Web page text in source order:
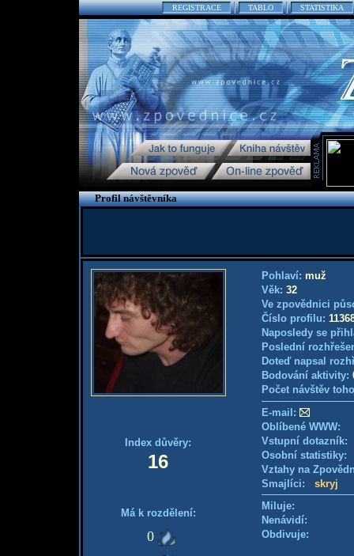
REGISTRACE TABLO STATISTIKA
Profil návštěvníka
Index důvěry:
16
Má k rozdělení:
0
Pohlaví: muž
Věk: 32
Ve zpovědnici
Číslo profilu:
Naposledy se
Poslední
Doteď napsal
Bodování aktivity:
Počet návštěv
E-mail:
Oblíbené WWW:
Vstupní
Osobní
Vztahy na
Smajlíci: skryj
Miluje:
Nenávidí:
Obdivuje: